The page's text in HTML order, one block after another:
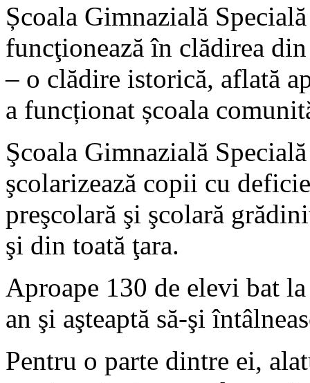
Școala Gimnazială
funcţionează în clădirea
– o clădire istorică, aflată
a funcționat școala
Şcoala Gimnazială
şcolarizează copii cu
preşcolară şi şcolară
şi din toată ţara.
Aproape 130 de elevi bat
an şi aşteaptă să-şi
Pentru o parte dintre ei,